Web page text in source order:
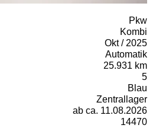
Pkw
Kombi
Okt / 2025
Automatik
25.931 km
5
Blau
Zentrallager
ab ca. 11.08.2026
14470